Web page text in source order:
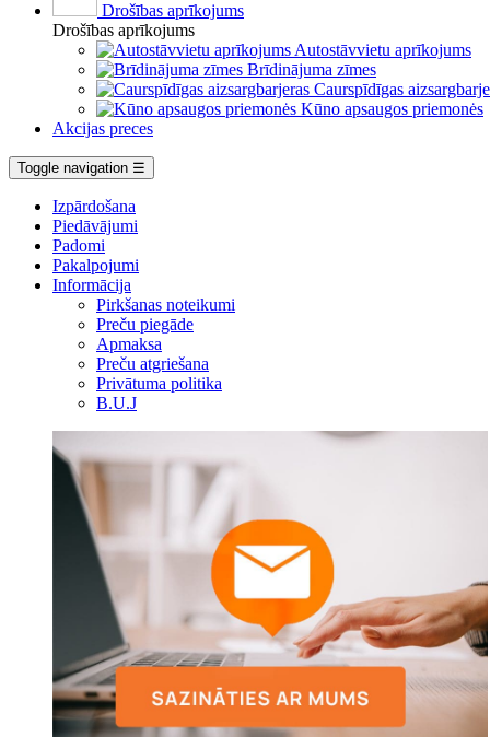
Drošības aprīkojums
Drošības aprīkojums
Autostāvvietu aprīkojums
Brīdinājuma zīmes
Caurspīdīgas
Kūno apsaugos priemonės
Akcijas preces
Toggle navigation ☰
Izpārdošana
Piedāvājumi
Padomi
Pakalpojumi
Informācija
Pirkšanas noteikumi
Preču piegāde
Apmaksa
Preču atgriešana
Privātuma politika
B.U.J